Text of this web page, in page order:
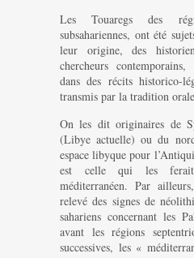
Les Touaregs des
subsahariennes, ont été
leur origine, des
chercheurs
dans des récits historico-
transmis par la tradition
On les dit originaires de
(Libye actuelle) ou du
espace libyque pour
est celle qui les
méditerranéen. Par
relevé des signes de
sahariens concernant les
avant les régions
successives, les «